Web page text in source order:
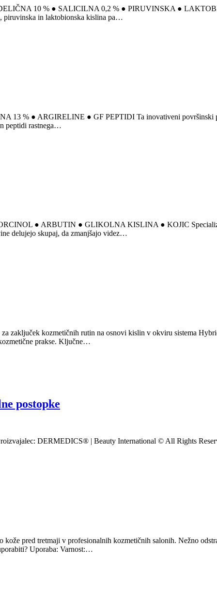
10 % ● SALICILNA 0,2 % ● PIRUVINSKA ●
piruvinska in laktobionska kislina pa…
% ● ARGIRELINE ● GF PEPTIDI Ta inovativeni površinski
peptidi rastnega…
● ARBUTIN ● GLIKOLNA KISLINA ● KOJIC
delujejo skupaj, da zmanjšajo videz…
zaključek kozmetičnih rutin na osnovi kislin v okviru sistema
prakse. Ključne…
postopke
DERMEDICS® | Beauty International © All Rights
pred tretmaji v profesionalnih kozmetičnih salonih. Nežno
Uporaba: Varnost:…